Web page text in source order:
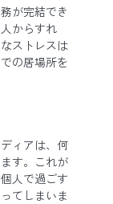
が完結でき
からすれ
ストレスは
の居場所を
ィアは、何
す。これが
人で過ごす
てしまいま